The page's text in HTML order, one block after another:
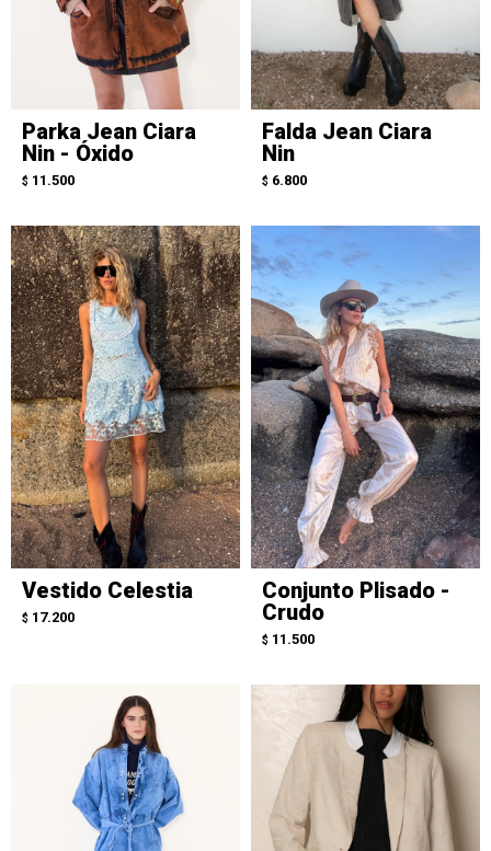
Parka Jean Ciara
Nin - Óxido
$ 11.500
Falda Jean Ciara
Nin
$ 6.800
Vestido Celestia
$ 17.200
Conjunto Plisado -
Crudo
$ 11.500